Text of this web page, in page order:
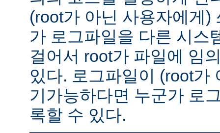
(root가 아닌 사용자에게)
가 로그파일을 다른 시스
걸어서 root가 파일에 임
있다. 로그파일이 (root가
기가능하다면 누군가 로
록할 수 있다.